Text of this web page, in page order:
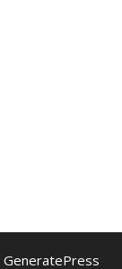
GeneratePress